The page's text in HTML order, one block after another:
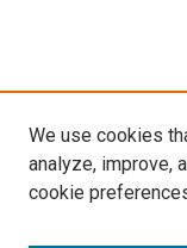
We use cookies
analyze, improve,
cookie